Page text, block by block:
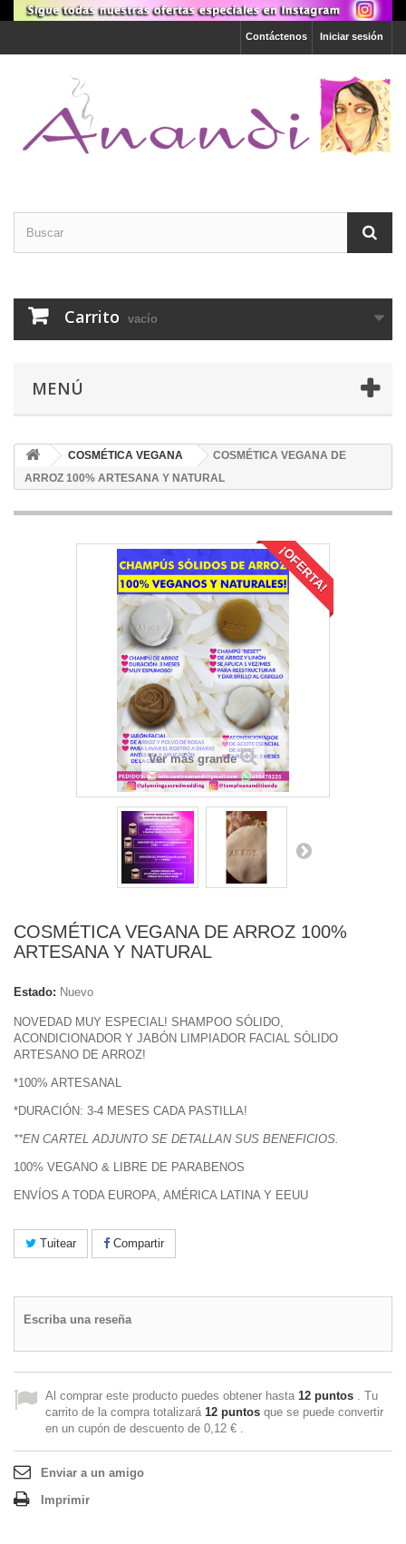
Iniciar sesión
Contáctenos
Carrito vacío
MENÚ
COSMÉTICA VEGANA
COSMÉTICA VEGANA DE
ARROZ 100% ARTESANA Y NATURAL
¡OFERTA!
Ver más grande
COSMÉTICA VEGANA DE ARROZ 100%
ARTESANA Y NATURAL
Estado: Nuevo
NOVEDAD MUY ESPECIAL! SHAMPOO SÓLIDO,
ACONDICIONADOR Y JABÓN LIMPIADOR FACIAL SÓLIDO
ARTESANO DE ARROZ!
*100% ARTESANAL
*DURACIÓN: 3-4 MESES CADA PASTILLA!
**EN CARTEL ADJUNTO SE DETALLAN SUS BENEFICIOS.
100% VEGANO & LIBRE DE PARABENOS
ENVÍOS A TODA EUROPA, AMÉRICA LATINA Y EEUU
Tuitear Compartir
Escriba una reseña
Al comprar este producto puedes obtener hasta 12 puntos . Tu
carrito de la compra totalizará 12 puntos que se puede convertir
en un cupón de descuento de 0,12 € .
Enviar a un amigo
Imprimir